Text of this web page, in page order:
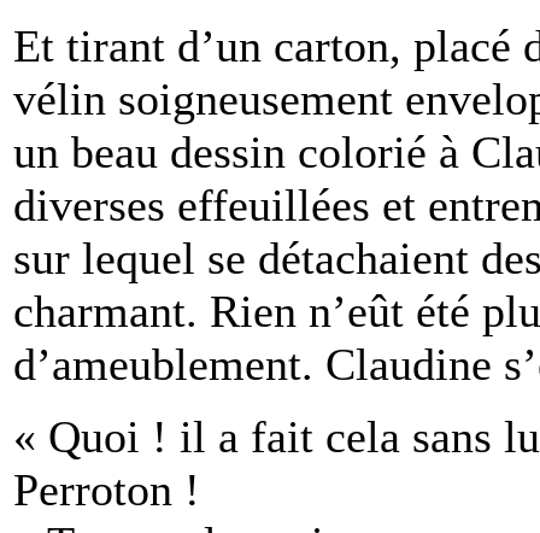
Et tirant d’un carton, placé
vélin soigneusement
un beau dessin colorié à
diverses effeuillées et
sur lequel se détachaient
charmant. Rien n’eût été
d’ameublement. Claudine
« Quoi ! il a fait cela sans
Perroton !